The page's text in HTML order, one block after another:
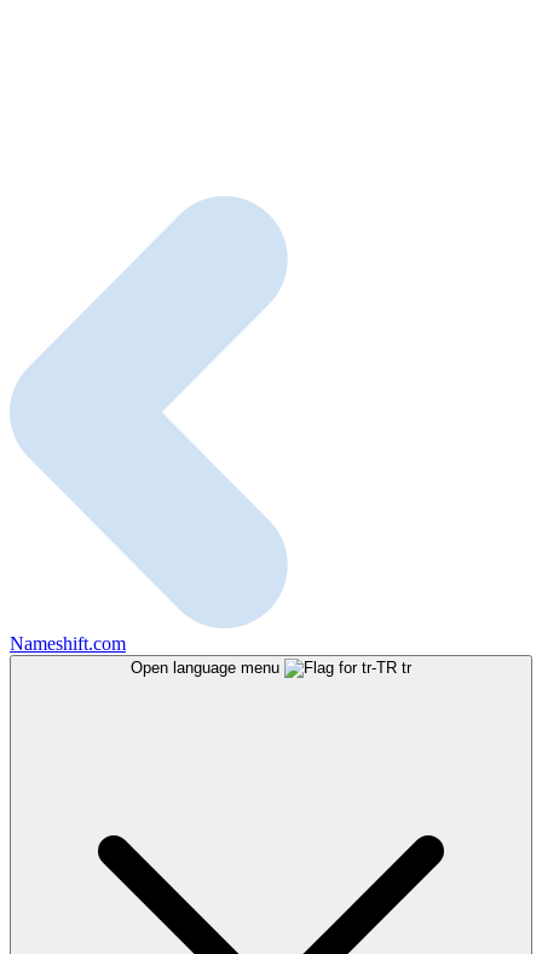
Nameshift.com
Open language menu tr